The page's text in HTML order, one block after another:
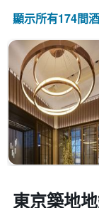
顯示所有174間
東京築地